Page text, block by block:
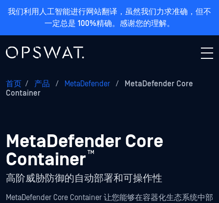
我们利用人工智能进行网站翻译，虽然我们力求准确，但不
一定总是 100%精确。感谢您的理解。
首页 / 产品 / MetaDefender /
MetaDefender Core
Container
MetaDefender Core
Container™
高阶威胁防御的自动部署和可操作性
MetaDefender Core Container 让您能够在容器化生态系统中部